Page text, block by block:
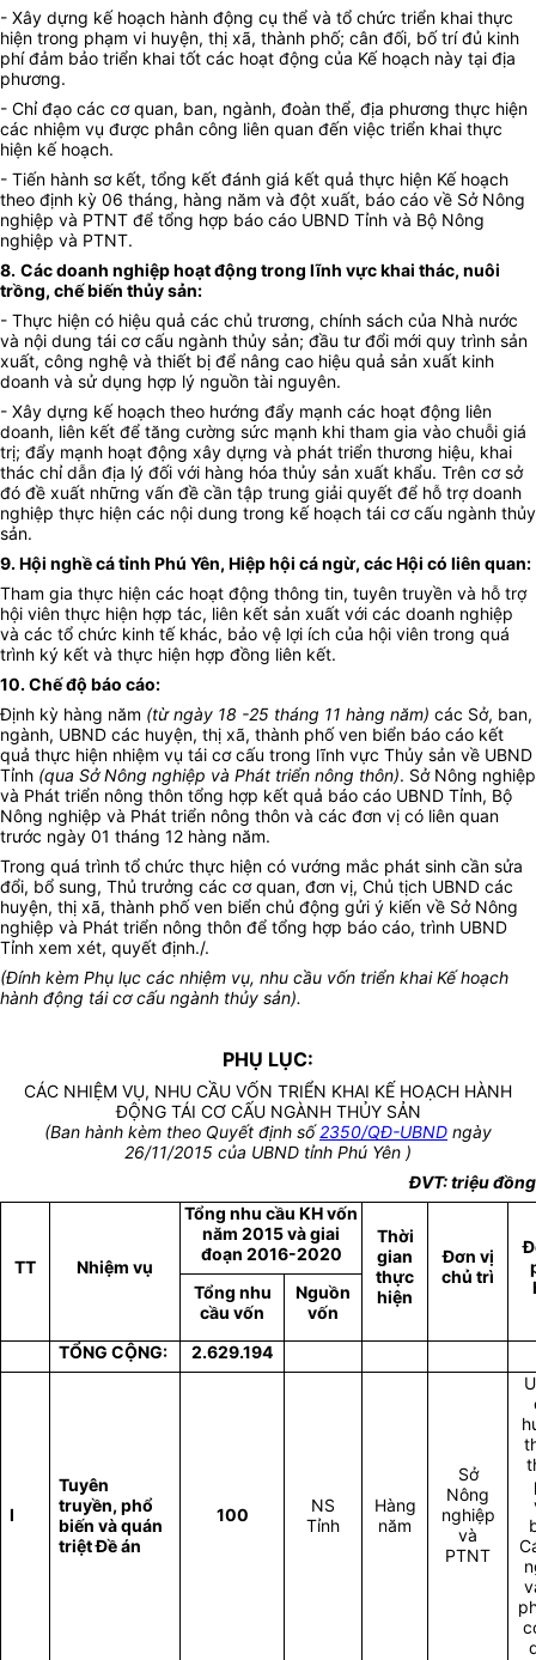
- Xây dựng kế hoạch hành động cụ thể và tổ chức triển khai thực
hiện trong phạm vi huyện, thị xã, thành phố; cân đối, bố trí đủ kinh
phí đảm bảo triển khai tốt các hoạt động của Kế hoạch này tại địa
phương.
- Chỉ đạo các cơ quan, ban, ngành, đoàn thể, địa phương thực hiện
các nhiệm vụ được phân công liên quan đến việc triển khai thực
hiện kế hoạch.
- Tiến hành sơ kết, tổng kết đánh giá kết quả thực hiện Kế hoạch
theo định kỳ 06 tháng, hàng năm và đột xuất, báo cáo về Sở Nông
nghiệp và PTNT để tổng hợp báo cáo UBND Tỉnh và Bộ Nông
nghiệp và PTNT.
8. Các doanh nghiệp hoạt động trong lĩnh vựckhai thác, nuôi
trồng, chế biến thủy sản:
- Thực hiện có hiệu quả các chủ trương, chính sách của Nhà nước
và nội dung tái cơ cấu ngành thủy sản; đầu tư đổi mới quy trình sản
xuất, công nghệ và thiết bị để nâng cao hiệu quả sản xuất kinh
doanh và sử dụng hợp lý nguồn tài nguyên.
- Xây dựng kế hoạch theo hướng đẩy mạnh các hoạt động liên
doanh, liên kết để tăng cường sức mạnh khi tham gia vào chuỗi giá
trị; đẩy mạnh hoạt động xây dựng và phát triển thương hiệu, khai
thác chỉ dẫn địa lý đối với hàng hóa thủy sản xuất khẩu. Trên cơ sở
đó đề xuất những vấn đề cần tập trung giải quyết để hỗ trợ doanh
nghiệp thực hiện các nội dung trong kế hoạch tái cơ cấu ngành thủy
sản.
9. Hội nghề cá tỉnh Phú Yên, Hiệp hội cá ngừ, các Hội có liên quan:
Tham gia thực hiện các hoạt động thông tin, tuyên truyền và hỗ trợ
hội viên thực hiện hợp tác, liên kết sản xuất với các doanh nghiệp
và các tổ chức kinh tế khác, bảo vệ lợi ích của hội viên trong quá
trình ký kết và thực hiện hợp đồng liên kết.
10. Chế độ báo cáo:
Định kỳ hàng năm (từ ngày 18 -25 tháng 11 hàng năm) các Sở, ban,
ngành, UBND các huyện, thị xã, thành phố ven biển báo cáo kết
quả thực hiện nhiệm vụ tái cơ cấu trong lĩnh vực Thủy sản về UBND
Tỉnh (qua Sở Nông nghiệp và Phát triển nông thôn). Sở Nông nghiệp
và Phát triển nông thôn tổng hợp kết quả báo cáo UBND Tỉnh, Bộ
Nông nghiệp và Phát triển nông thôn và các đơn vị có liên quan
trước ngày 01 tháng 12 hàng năm.
Trong quá trình tổ chức thực hiện có vướng mắc phát sinh cần sửa
đổi, bổ sung, Thủ trưởng các cơ quan, đơn vị, Chủ tịch UBND các
huyện, thị xã, thành phố ven biển chủ động gửi ý kiến về Sở Nông
nghiệp và Phát triển nông thôn để tổng hợp báo cáo, trình UBND
Tỉnh xem xét, quyết định./.
(Đính kèm Phụ lục các nhiệm vụ, nhu cầu vốn triển khai Kế hoạch
hành động tái cơ cấu ngành thủy sản).
PHỤ LỤC:
CÁC NHIỆM VỤ, NHU CẦU VỐN TRIỂN KHAI KẾ HOẠCH HÀNH
ĐỘNG TÁI CƠ CẤU NGÀNH THỦY SẢN
(Ban hành kèm theo Quyết định số2350/QĐ-UBND ngày
26/11/2015 của UBND tỉnh Phú Yên )
ĐVT: triệu đồng
TT Nhiệm vụ
Tổng nhu cầu KH vốn
năm 2015 và giai
đoạn 2016-2020
Thời
gian
thực
hiện
Đơn vị
chủ trì
Tổng nhu
cầu vốn
Nguồn
vốn
TỔNG CỘNG:
2.629.194
I
Tuyên
truyền, phổ
biến và quán
triệt Đề án
100
NS
Tỉnh
Hàng
năm
Sở
Nông
nghiệp
và
PTNT